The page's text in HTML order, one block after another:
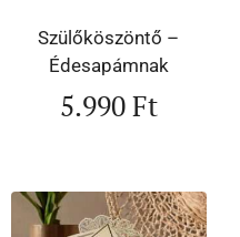
Szülőköszöntő –
Édesapámnak
5.990Ft